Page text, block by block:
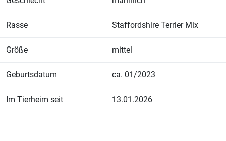
Rasse Staffordshire Terrier Mix
Größe mittel
Geburtsdatum ca. 01/2023
Im Tierheim seit 13.01.2026